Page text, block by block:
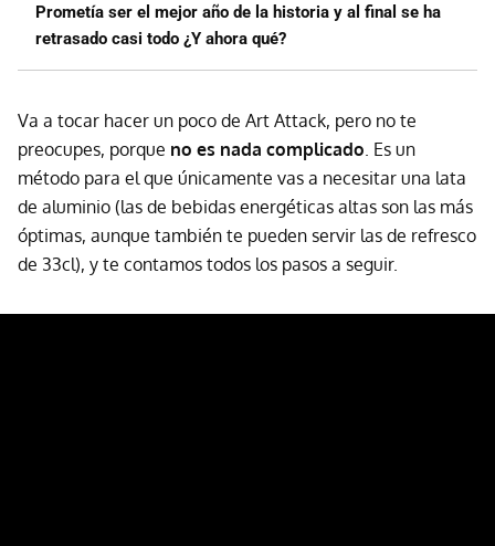
Prometía ser el mejor año de la historia y al final se ha
retrasado casi todo ¿Y ahora qué?
Va a tocar hacer un poco de Art Attack, pero no te
preocupes, porque no es nada complicado . Es un
método para el que únicamente vas a necesitar una lata
de aluminio (las de bebidas energéticas altas son las más
óptimas, aunque también te pueden servir las de refresco
de 33cl), y te contamos todos los pasos a seguir.